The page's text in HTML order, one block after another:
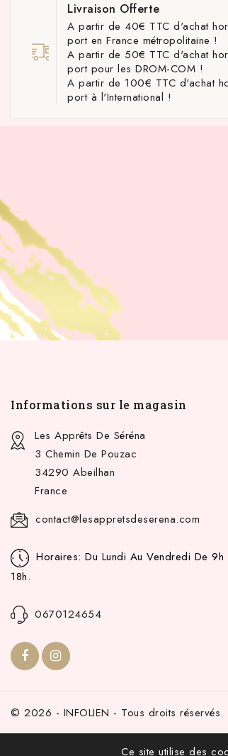
Livraison Offerte
A partir de 40€ TTC d'achat
port en France métropolitaine !
A partir de 50€ TTC d'achat
port pour les DROM-COM !
A partir de 100€ TTC d'achat
port à l'International !
Informations sur le magasin
Les Apprêts De Séréna
3 Chemin De Pouzac
34290 Abeilhan
France
contact@lesappretsdeserena.com
Horaires: Du Lundi Au Vendredi De 9h
18h.
0670124654
Ce site utilise des
© 2026 - INFOLIEN - Tous droits réservés.